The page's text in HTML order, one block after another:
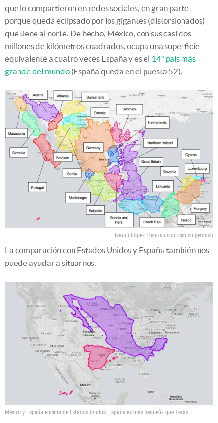
que lo compartieron en redes sociales, en gran parte
porque queda eclipsado por los gigantes (distorsionados)
que tiene al norte. De hecho, México, con sus casi dos
millones de kilómetros cuadrados, ocupa una superficie
equivalente a cuatro veces España y es el 14º país más
grande del mundo (España queda en el puesto 52).
Isauro López. Reproducido con su permiso
La comparación con Estados Unidos y España también nos
puede ayudar a situarnos.
México y España encima de Estados Unidos. España es más pequeña que Texas